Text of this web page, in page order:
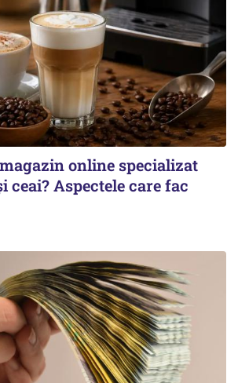
online specializat
ceai? Aspectele care fac